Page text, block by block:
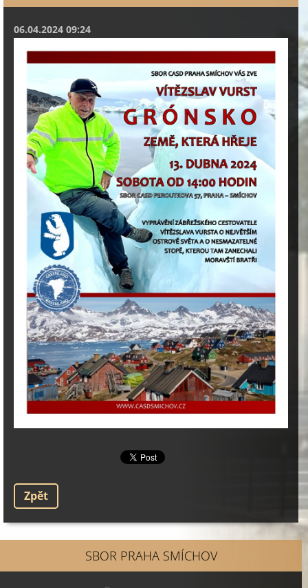
06.04.2024 09:24
Zpět
SBOR PRAHA SMÍCHOV